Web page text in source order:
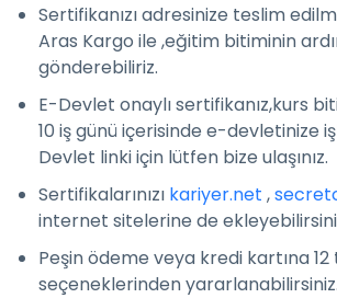
Sertifikanızı adresinize teslim
Aras Kargo ile ,eğitim bitiminin
gönderebiliriz.
E-Devlet onaylı sertifikanız,kurs
10 iş günü içerisinde e-devletinize
Devlet linki için lütfen bize ulaşınız.
Sertifikalarınızı kariyer.net ,
internet sitelerine de
Peşin ödeme veya kredi kartına
seçeneklerinden yararlanabilirsiniz.